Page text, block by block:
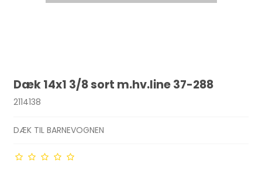
Dæk 14x1 3/8 sort m.hv.line 37-288
2114138
DÆK TIL BARNEVOGNEN